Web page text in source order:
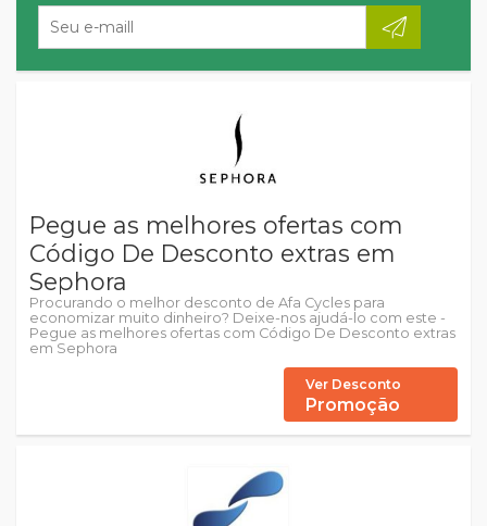
Pegue as melhores ofertas com
Código De Desconto extras em
Sephora
Procurando o melhor desconto de Afa Cycles para
economizar muito dinheiro? Deixe-nos ajudá-lo com este -
Pegue as melhores ofertas com Código De Desconto extras
em Sephora
Ver Desconto
Promoção